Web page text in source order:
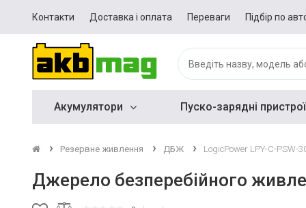
Контакти Доставка і оплата Переваги Підбір по
Акумулятори Пуско-зарядні пристрої
Резервне живлення ДБЖ LogicPower LPY-C-PSW-
Джерело безперебійного